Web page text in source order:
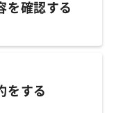
を確認する
をする